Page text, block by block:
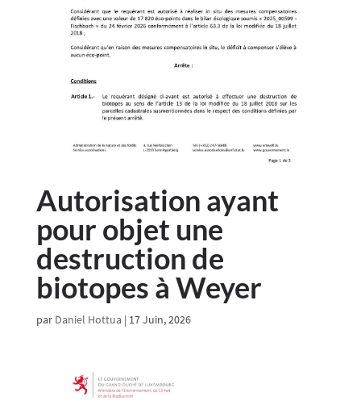
Autorisation ayant
pour objet une
destruction de
biotopes à Weyer
par Daniel Hottua | 17 Juin, 2026